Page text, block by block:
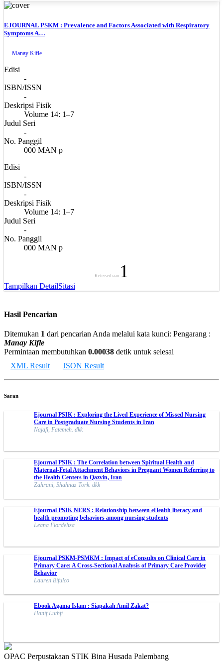
EJOURNAL PSKM : Prevalence and Factors Associated with Respiratory
Symptoms A…
Manay Kifle
Edisi
-
ISBN/ISSN
-
Deskripsi Fisik
Volume 14: 1–7
Judul Seri
-
No. Panggil
000 MAN p
Edisi
-
ISBN/ISSN
-
Deskripsi Fisik
Volume 14: 1–7
Judul Seri
-
No. Panggil
000 MAN p
Ketersediaan 1
Tampilkan DetailSitasi
Hasil Pencarian
Ditemukan 1 dari pencarian Anda melalui kata kunci: Pengarang :
Manay Kifle
Permintaan membutuhkan 0.00038 detik untuk selesai
XML Result
JSON Result
Saran
Ejournal PSIK : Exploring the Lived Experience of Missed Nursing
Care in Postgraduate Nursing Students in Iran
Najafi, Fatemeh. dkk
Ejournal PSIK : The Correlation between Spiritual Health and
Maternal-Fetal Attachment Behaviors in Pregnant Women Referring to
the Health Centers in Qazvin, Iran
Zahrani, Shahnaz Tork. dkk
Ejournal PSIK NERS : Relationship between eHealth literacy and
health promoting behaviors among nursing students
Leana Flordeliza
Ejournal PSKM-PSMKM : Impact of eConsults on Clinical Care in
Primary Care: A Cross-Sectional Analysis of Primary Care Provider
Behavior
Lauren Bifulco
Ebook Agama Islam : Siapakah Amil Zakat?
Hanif Luthfi
OPAC Perpustakaan STIK Bina Husada Palembang